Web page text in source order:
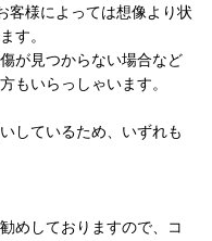
客様によっては想像より状
す。
が見つからない場合など
もいらっしゃいます。
しているため、いずれも
めしておりますので、コ